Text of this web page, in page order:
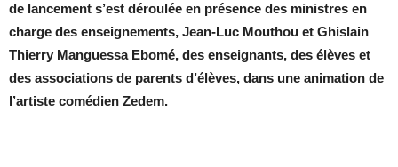
de lancement s’est déroulée en présence des ministres en
charge des enseignements, Jean-Luc Mouthou et Ghislain
Thierry Manguessa Ebomé, des enseignants, des élèves et
des associations de parents d’élèves, dans une animation de
l’artiste comédien Zedem.